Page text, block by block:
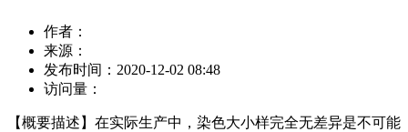
作者：
来源：
发布时间： 2020-12-02 08:48
访问量：
【概要描述】 在实际生产中，染色大小样完全无差异是不可能